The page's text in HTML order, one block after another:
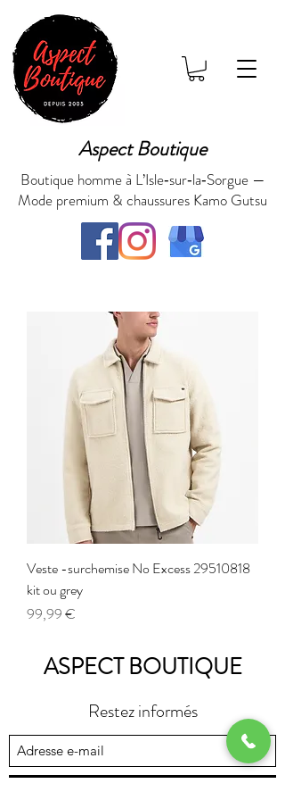
Aspect Boutique
Boutique homme à L’Isle‑sur‑la‑Sorgue —
Mode premium & chaussures Kamo Gutsu
Veste -surchemise No Excess 29510818
kit ou grey
Prix
99,99 €
ASPECT BOUTIQUE
Restez informés